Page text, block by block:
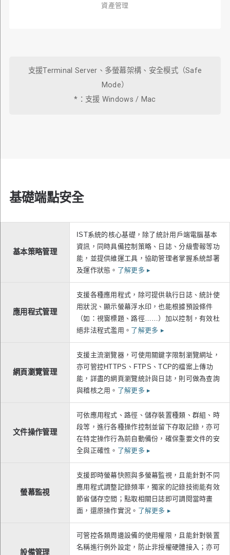
資產管理
支援Terminal Server、多螢幕架構、安全模式（Safe
Mode）
*：支援 Windows / Mac
基礎端點安全
基本策略管理
IST系統的核心基礎，除了統計用戶端電腦基本
資訊，同時具備控制策略、日誌、分級警報等功
能，並提供維運工具，協助管理者掌握系統部署
及運作狀態。 了解更多▸
應用程式管理
支援各種應用程式，除可提供執行日誌、統計使
用狀況、顯示螢幕浮水印，也能根據預設條件
（如：視窗標題、路徑……）加以控制，有效杜
絕非法程式濫用。 了解更多 ▸
網頁瀏覽管理
支援主流瀏覽器，可使用關鍵字限制瀏覽網址，
亦可管控HTTPS、FTPS、TCP的檔案上傳功
能，詳盡的網頁瀏覽統計與日誌，則可做為查詢
與稽核之用。 了解更多▸
文件操作管理
可依應用程式、路徑、儲存裝置種類、群組、時
段等，進行各種操作控制並留下存取記錄，亦可
在特定操作行為前自動備份，確保重要文件的安
全與正確性。 了解更多▸
螢幕監視
支援即時螢幕快照與多螢幕監視，且能針對不同
應用程式調整記錄頻率，獨家的記錄技術能有效
節省儲存空間；點取相關日誌即可調閱當時畫
面，還原操作實況。 了解更多 ▸
設備管理
可管控各類周邊設備的使用權限，且能針對裝置
名稱進行例外設定，防止非授權硬體接入；亦可